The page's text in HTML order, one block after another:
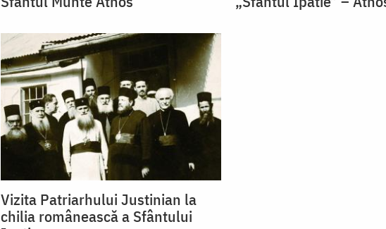
Vizita Patriarhului Justinian la
chilia românească a Sfântului